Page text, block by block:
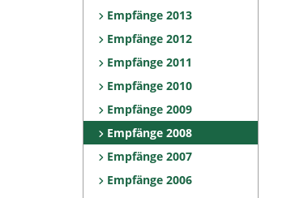
Empfänge 2013
Empfänge 2012
Empfänge 2011
Empfänge 2010
Empfänge 2009
Empfänge 2008
Empfänge 2007
Empfänge 2006